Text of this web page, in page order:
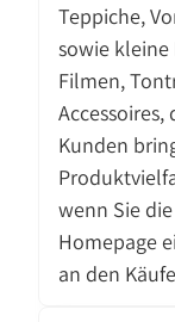
Teppiche,
sowie kleine
Filmen,
Kunden
wenn Sie
Homepage
an den